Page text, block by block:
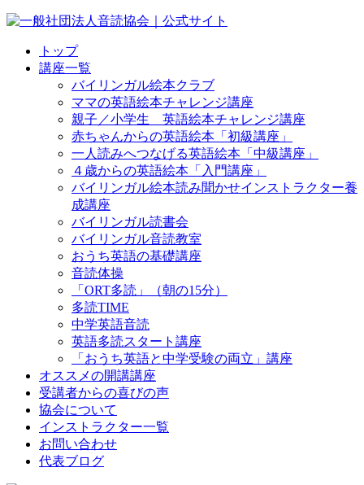
トップ
講座一覧
バイリンガル絵本クラブ
ママの英語絵本チャレンジ講座
親子／小学生 英語絵本チャレンジ講座
赤ちゃんからの英語絵本「初級講座」
一人読みへつなげる英語絵本「中級講座」
４歳からの英語絵本「入門講座」
バイリンガル絵本読み聞かせインストラクター養
成講座
バイリンガル読書会
バイリンガル音読教室
おうち英語の基礎講座
音読体操
「ORT多読」（朝の15分）
多読TIME
中学英語音読
英語多読スタート講座
「おうち英語と中学受験の両立」講座
オススメの開講講座
受講者からの喜びの声
協会について
インストラクター一覧
お問い合わせ
代表ブログ